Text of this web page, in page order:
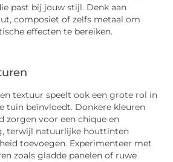
past bij jouw stijl. Denk aan
composiet of zelfs metaal om
effecten te bereiken.
textuur speelt ook een grote rol in
tuin beïnvloedt. Donkere kleuren
zorgen voor een chique en
terwijl natuurlijke houttinten
toevoegen. Experimenteer met
zoals gladde panelen of ruwe